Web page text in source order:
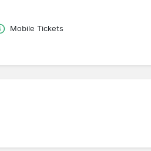
Mobile Tickets